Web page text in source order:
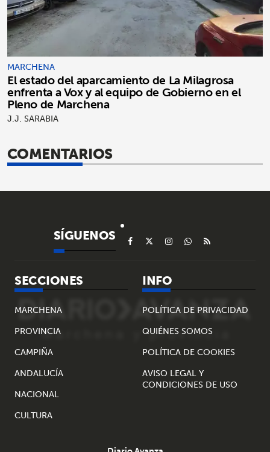
MARCHENA
El estado del aparcamiento de La Milagrosa
enfrenta a Vox y al equipo de Gobierno en el
Pleno de Marchena
J.J. SARABIA
COMENTARIOS
SÍGUENOS
SECCIONES
MARCHENA
PROVINCIA
CAMPIÑA
ANDALUCÍA
NACIONAL
CULTURA
INFO
POLÍTICA DE PRIVACIDAD
QUIÉNES SOMOS
POLÍTICA DE COOKIES
AVISO LEGAL Y
CONDICIONES DE USO